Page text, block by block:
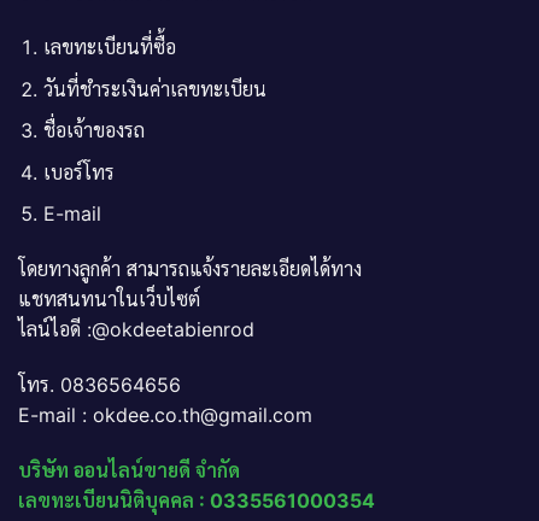
เลขทะเบียนที่ซื้อ
วันที่ชำระเงินค่าเลขทะเบียน
ชื่อเจ้าของรถ
เบอร์โทร
E-mail
โดยทางลูกค้า สามารถแจ้งรายละเอียดได้ทาง
แชทสนทนาในเว็บไซต์
ไลน์ไอดี :@okdeetabienrod
โทร. 0836564656
E-mail : okdee.co.th@gmail.com
บริษัท ออนไลน์ขายดี จำกัด
เลขทะเบียนนิติบุคคล : 0335561000354